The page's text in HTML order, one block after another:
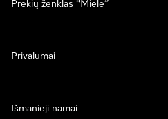
Prekių ženklas “Miele”
Privalumai
Išmanieji namai